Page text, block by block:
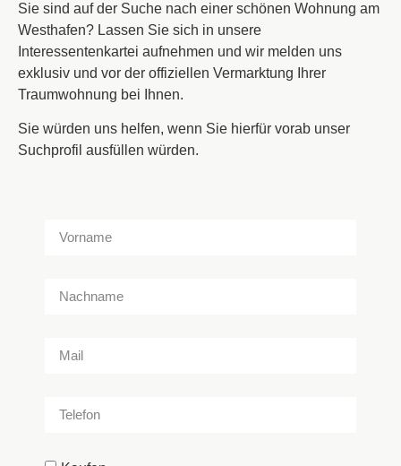
Sie sind auf der Suche nach einer schönen Wohnung am
Westhafen? Lassen Sie sich in unsere
Interessentenkartei aufnehmen und wir melden uns
exklusiv und vor der offiziellen Vermarktung Ihrer
Traumwohnung bei Ihnen.
Sie würden uns helfen, wenn Sie hierfür vorab unser
Suchprofil ausfüllen würden.